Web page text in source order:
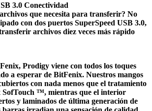
3.0 Conectividad
que necesita para transferir? No
con dos puertos SuperSpeed ​​USB 3.0,
archivos diez veces más rápido
Prodigy viene con todos los toques
a esperar de BitFenix. Nuestros mangos
con nada menos que el tratamiento
​​SofTouch ™, mientras que el interior
y laminados de última generación de